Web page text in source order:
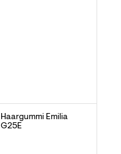
Haargummi Emilia
G25E